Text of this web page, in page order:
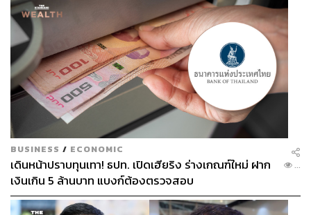
ท็อป:ตอนนี้เราก็พยายามทำให้แมสน้อยลงแล้วเหมือนกันนะ
กอล์ฟ:สวนทางกันเลย ผมมีแต่พยายามทำให้แมสมากขึ้น
เรื่อยๆ (หัวเราะ)
ลองคิดเล่นๆ ว่าถ้าตัวกอล์ฟในวัยเด็กที่กำลังคึกคะนองจะรู้สึก
อย่างไรบ้าง ถ้าได้มาเห็นตัวเองในตอนนี้
กอล์ฟ:คุณถามเหมือนกำลังรู้สึกผิดหวังในตัวผมอยู่เลย
(หัวเราะ) เด็กคนนั้นคงถามนะว่าเกิดอะไรขึ้น แต่มันคงไม่
กังขาอะไรและยอมรับในสิ่งที่เป็น และผมจะบอกมันว่า เดี๋ยว
เปลี่ยน อีก 10 ปีข้างหน้าผมก็คงไม่ใช่คนนี้ หรือพรุ่งนี้ผมอาจ
BUSINESS / ECONOMIC
เดินหน้าปราบทุนเทา! ธปท. เปิดเฮียริง ร่างเกณฑ์ใหม่ ฝาก
เงินเกิน 5 ล้านบาท แบงก์ต้องตรวจสอบ
...